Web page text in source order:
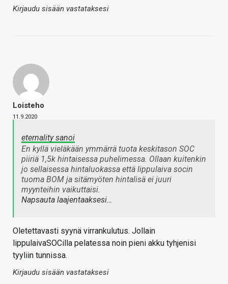
Kirjaudu sisään vastataksesi
Loisteho
11.9.2020
eternality sanoi
En kyllä vieläkään ymmärrä tuota keskitason SOC
piiriä 1,5k hintaisessa puhelimessa. Ollaan kuitenkin
jo sellaisessa hintaluokassa että lippulaiva socin
tuoma BOM ja sitämyöten hintalisä ei juuri
myynteihin vaikuttaisi.
Napsauta laajentaaksesi…
Oletettavasti syynä virrankulutus. Jollain
lippulaivaSOCilla pelatessa noin pieni akku tyhjenisi
tyyliin tunnissa.
Kirjaudu sisään vastataksesi